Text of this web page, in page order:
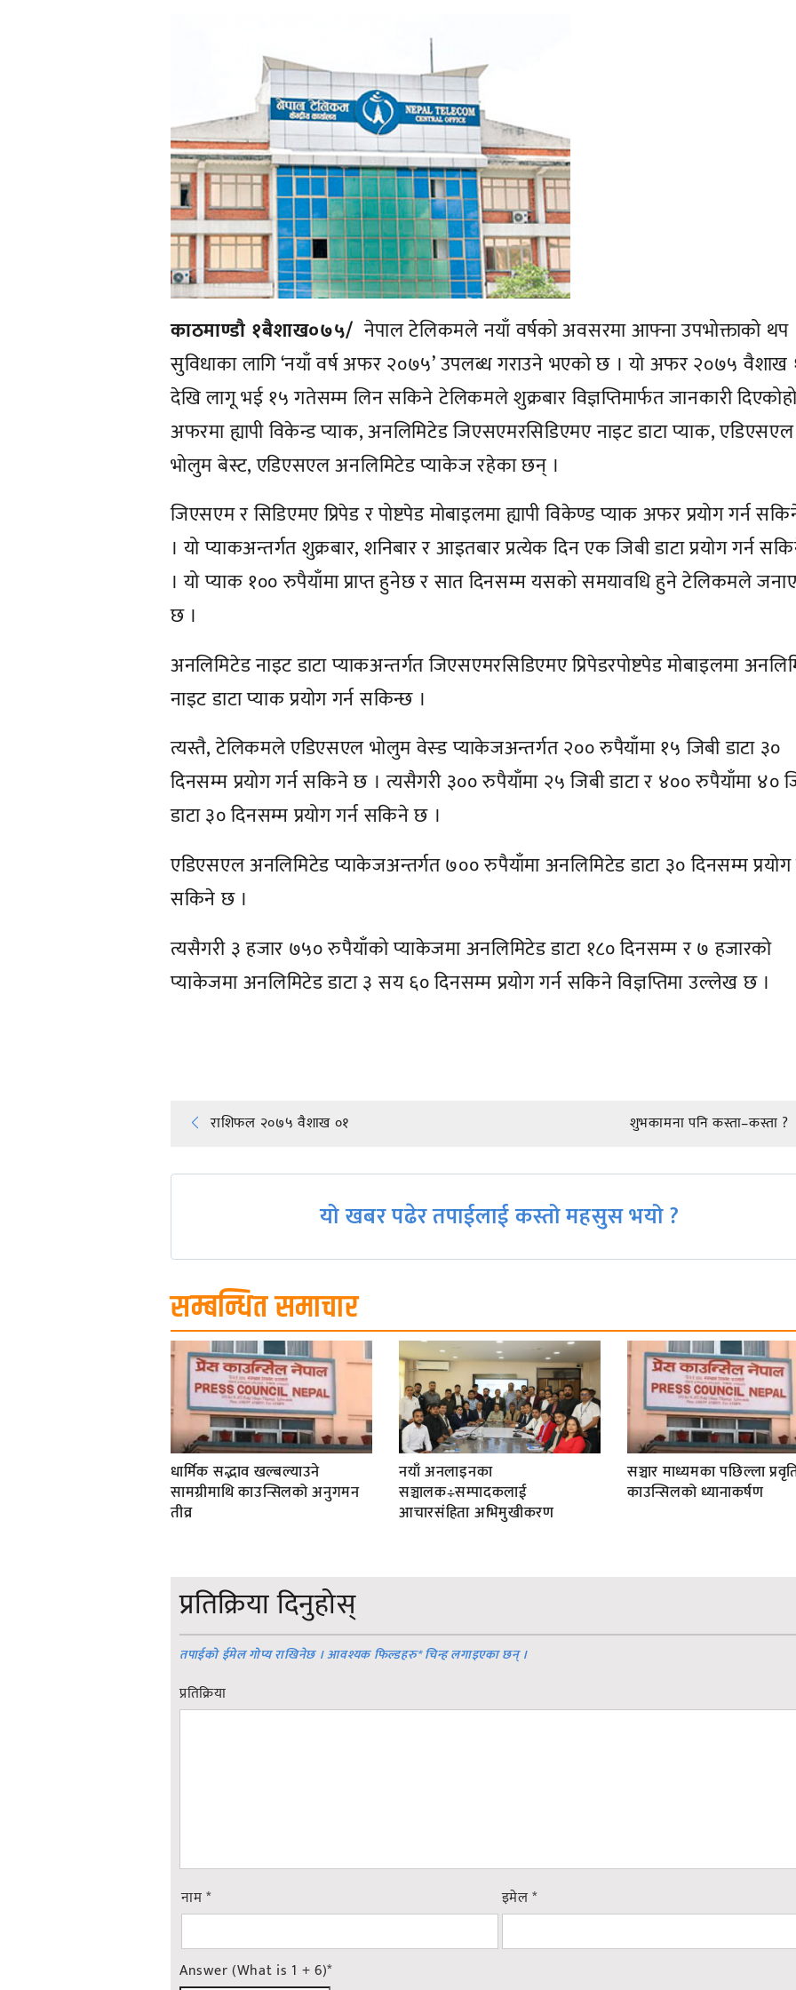
काठमाण्डाै १बैशाख०७५/ नेपाल टेलिकमले नयाँ वर्षको अवसरमा आफ्ना उपभोक्ताको थप
सुविधाका लागि ‘नयाँ वर्ष अफर २०७५’ उपलब्ध गराउने भएको छ । यो अफर २०७५ वैशाख
देखि लागू भई १५ गतेसम्म लिन सकिने टेलिकमले शुक्रबार विज्ञप्तिमार्फत जानकारी
अफरमा ह्यापी विकेन्ड प्याक, अनलिमिटेड जिएसएमरसिडिएमए नाइट डाटा प्याक, एडिएसएल
भोलुम बेस्ट, एडिएसएल अनलिमिटेड प्याकेज रहेका छन् ।
जिएसएम र सिडिएमए प्रिपेड र पोष्टपेड मोबाइलमा ह्यापी विकेण्ड प्याक अफर प्रयोग गर्न
। यो प्याकअन्तर्गत शुक्रबार, शनिबार र आइतबार प्रत्येक दिन एक जिबी डाटा प्रयोग गर्न
। यो प्याक १०० रुपैयाँमा प्राप्त हुनेछ र सात दिनसम्म यसको समयावधि हुने टेलिकमले
छ ।
अनलिमिटेड नाइट डाटा प्याकअन्तर्गत जिएसएमरसिडिएमए प्रिपेडरपोष्टपेड मोबाइलमा
नाइट डाटा प्याक प्रयोग गर्न सकिन्छ ।
त्यस्तै, टेलिकमले एडिएसएल भोलुम वेस्ड प्याकेजअन्तर्गत २०० रुपैयाँमा १५ जिबी डाटा ३०
दिनसम्म प्रयोग गर्न सकिने छ । त्यसैगरी ३०० रुपैयाँमा २५ जिबी डाटा र ४०० रुपैयाँमा ४०
डाटा ३० दिनसम्म प्रयोग गर्न सकिने छ ।
एडिएसएल अनलिमिटेड प्याकेजअन्तर्गत ७०० रुपैयाँमा अनलिमिटेड डाटा ३० दिनसम्म प्रयोग
सकिने छ ।
त्यसैगरी ३ हजार ७५० रुपैयाँको प्याकेजमा अनलिमिटेड डाटा १८० दिनसम्म र ७ हजारको
प्याकेजमा अनलिमिटेड डाटा ३ सय ६० दिनसम्म प्रयोग गर्न सकिने विज्ञप्तिमा उल्लेख छ ।
Post
navigation
राशिफल २०७५ वैशाख ०१ शुभकामना पनि कस्ता–कस्ता ?
यो खबर पढेर तपाईलाई कस्तो महसुस भयो ?
सम्बन्धित समाचार
धार्मिक सद्भाव खल्बल्याउने
सामग्रीमाथि काउन्सिलको अनुगमन
तीव्र
नयाँ अनलाइनका
सञ्चालक÷सम्पादकलाई
आचारसंहिता अभिमुखीकरण
सञ्चार माध्यमका पछिल्ला
काउन्सिलको ध्यानाकर्षण
प्रतिक्रिया दिनुहोस्
तपाईको ईमेल गोप्य राखिनेछ । आवश्यक फिल्डहरु*चिन्ह लगाइएका छन् ।
प्रतिक्रिया
नाम* इमेल*
Answer (What is 1 + 6)*